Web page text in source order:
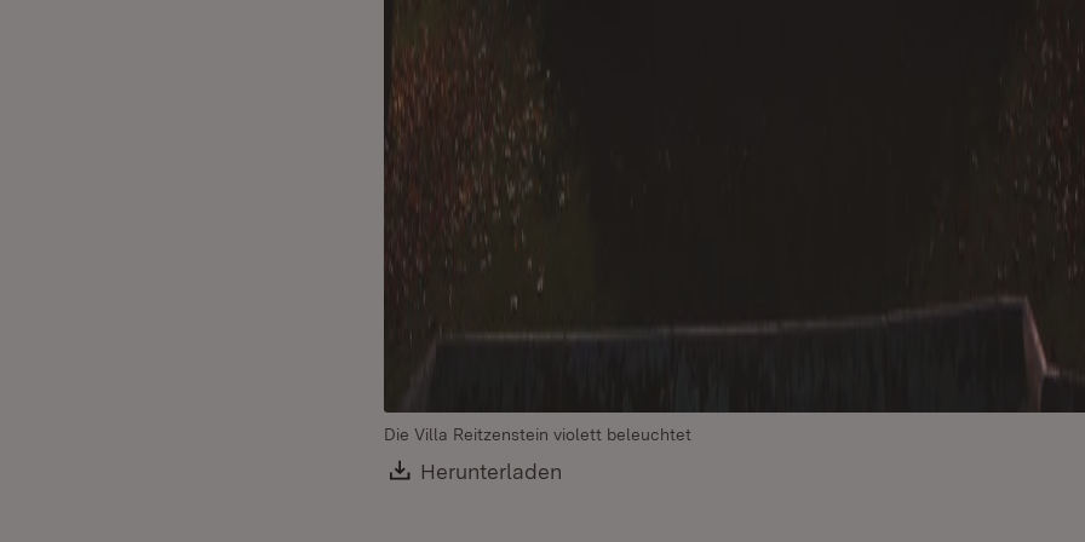
Die Villa Reitzenstein violett beleuchtet
Download:
Herunterladen